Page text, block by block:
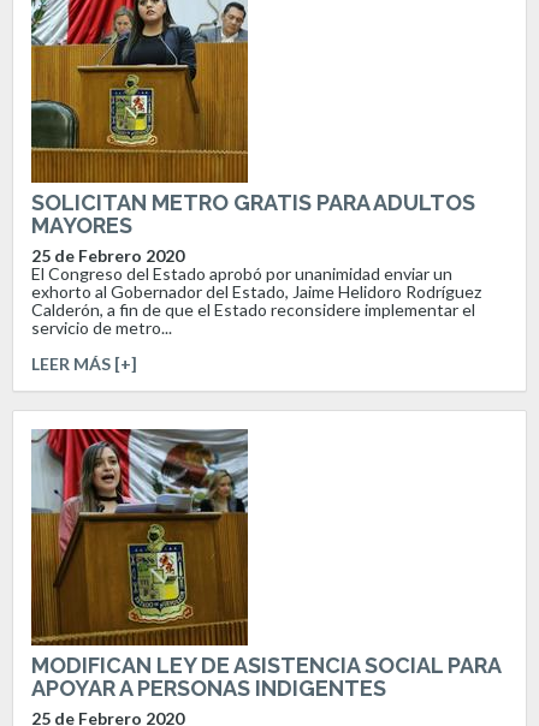
SOLICITAN METRO GRATIS PARA ADULTOS
MAYORES
25 de Febrero 2020
El Congreso del Estado aprobó por unanimidad enviar un
exhorto al Gobernador del Estado, Jaime Helidoro Rodríguez
Calderón, a fin de que el Estado reconsidere implementar el
servicio de metro...
LEER MÁS [+]
MODIFICAN LEY DE ASISTENCIA SOCIAL PARA
APOYAR A PERSONAS INDIGENTES
25 de Febrero 2020